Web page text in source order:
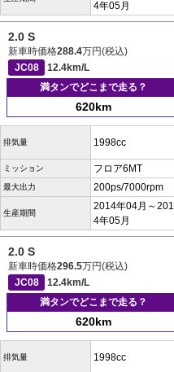
4年05月
2.0 S
新車時価格288.4万円(税込)
JC08
12.4km/L
満タンでどこまで走る？
620km
排気量 1998cc
ミッション フロア6MT
最大出力 200ps/7000rpm
生産期間
2014年04月～201
4年05月
2.0 S
新車時価格296.5万円(税込)
JC08
12.4km/L
満タンでどこまで走る？
620km
排気量 1998cc